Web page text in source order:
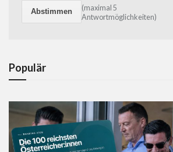
(maximal 5
Antwortmöglichkeiten)
Populär